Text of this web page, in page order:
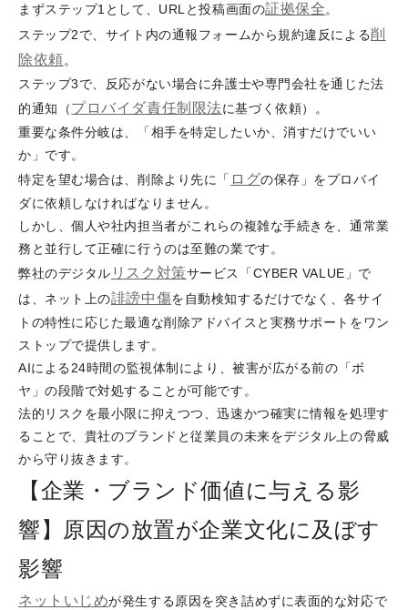
まずステップ1として、URLと投稿画面の証拠保全。
ステップ2で、サイト内の通報フォームから規約違反による削
除依頼。
ステップ3で、反応がない場合に弁護士や専門会社を通じた法
的通知（プロバイダ責任制限法に基づく依頼）。
重要な条件分岐は、「相手を特定したいか、消すだけでいい
か」です。
特定を望む場合は、削除より先に「 ログの保存」をプロバイ
ダに依頼しなければなりません。
しかし、個人や社内担当者がこれらの複雑な手続きを、通常業
務と並行して正確に行うのは至難の業です。
弊社のデジタル リスク対策サービス「CYBER VALUE」で
は、ネット上の誹謗中傷を自動検知するだけでなく、各サイ
トの特性に応じた最適な削除アドバイスと実務サポートをワン
ストップで提供します。
AIによる24時間の監視体制により、被害が広がる前の「ボ
ヤ」の段階で対処することが可能です。
法的リスクを最小限に抑えつつ、迅速かつ確実に情報を処理す
ることで、貴社のブランドと従業員の未来をデジタル上の脅威
から守り抜きます。
【企業・ブランド価値に与える影
響】原因の放置が企業文化に及ぼす
影響
ネットいじめが発生する原因を突き詰めずに表面的な対応で